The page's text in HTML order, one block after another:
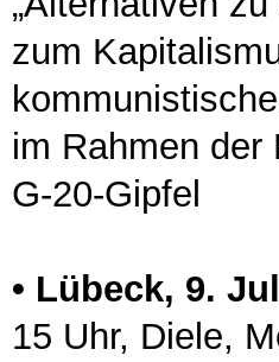
zum
im Rahmen der
G-20-Gipfel
• Lübeck, 9.
15 Uhr, Diele,